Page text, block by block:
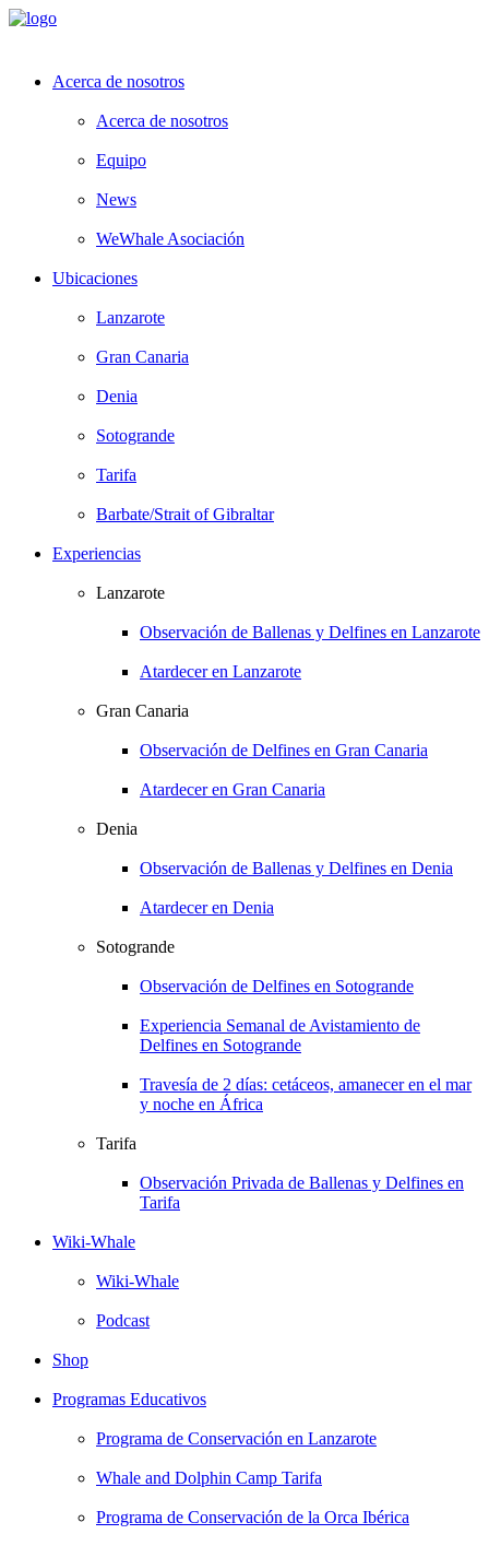
Acerca de nosotros
Acerca de nosotros
Equipo
News
WeWhale Asociación
Ubicaciones
Lanzarote
Gran Canaria
Denia
Sotogrande
Tarifa
Barbate/Strait of Gibraltar
Experiencias
Lanzarote
Observación de Ballenas y Delfines en Lanzarote
Atardecer en Lanzarote
Gran Canaria
Observación de Delfines en Gran Canaria
Atardecer en Gran Canaria
Denia
Observación de Ballenas y Delfines en Denia
Atardecer en Denia
Sotogrande
Observación de Delfines en Sotogrande
Experiencia Semanal de Avistamiento de
Delfines en Sotogrande
Travesía de 2 días: cetáceos, amanecer en el mar
y noche en África
Tarifa
Observación Privada de Ballenas y Delfines en
Tarifa
Wiki-Whale
Wiki-Whale
Podcast
Shop
Programas Educativos
Programa de Conservación en Lanzarote
Whale and Dolphin Camp Tarifa
Programa de Conservación de la Orca Ibérica